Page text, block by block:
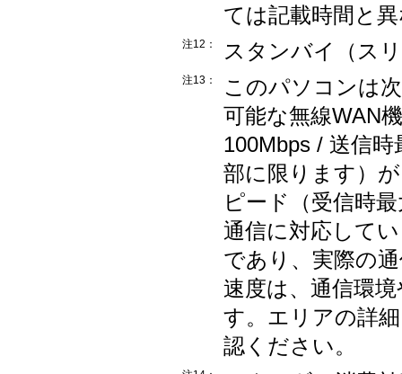
ては記載時間と
注12： スタンバイ（ス
注13：
このパソコンは
可能な無線WAN
100Mbps / 送信
部に限ります）
ピード（受信時
通信に対応して
であり、実際の
速度は、通信環
す。エリアの詳
認ください。